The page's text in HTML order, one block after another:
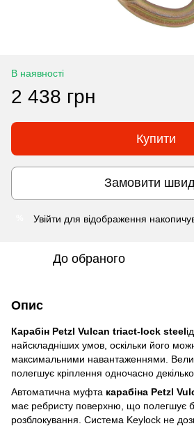
В наявності
2 438 грн
Купити
Замовити
Увійти для відображення
До обраного
Опис
Карабін Petzl Vulcan triact-lock steel
найскладніших умов, оскільки його
максимальними навантаженнями.
полегшує кріплення одночасно
Автоматична муфта карабіна Petzl
має ребристу поверхню, що полегшує
розблокування. Система Keylock не